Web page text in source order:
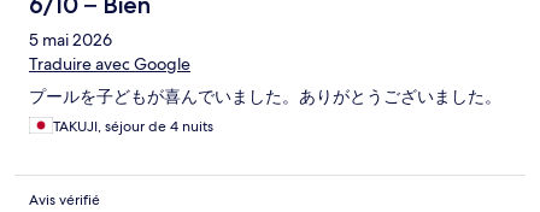
5 mai 2026
Traduire avec Google
プールを子どもが喜んでいました。ありがとうございました。
TAKUJI, séjour de 4 nuits
Avis vérifié